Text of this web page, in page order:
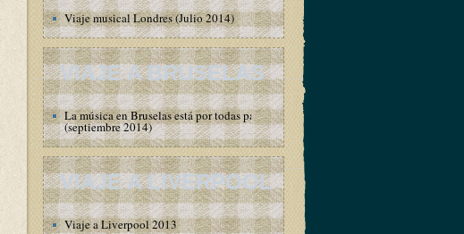
Viaje musical Londres (Julio 2014)
VIAJE A BRUSELAS
La música en Bruselas está por todas partes
(septiembre 2014)
VIAJE A LIVERPOOL
Viaje a Liverpool 2013